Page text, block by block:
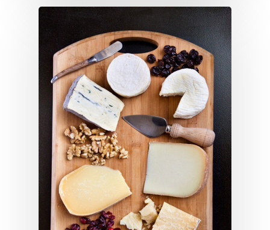
QUÉ HACER
Planes
Museos Y
Teatro
Novedades
GASTRO
Restaurantes
Rutas Por Madrid
Bares Y Cafés
Gourmet
VIAJES
BEAUTY
CONTACTO